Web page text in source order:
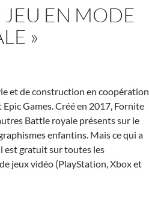
EN MODE
»
et de construction en coopération
Games. Créé en 2017, Fornite
Battle royale présents sur le
enfantins. Mais ce qui a
est gratuit sur toutes les
jeux vidéo (PlayStation, Xbox et